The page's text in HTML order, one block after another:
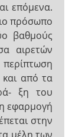
επόμενα.
πρόσωπο
βαθμούς
αιρετών
και από τα
ξη του
εφαρμογή
στην